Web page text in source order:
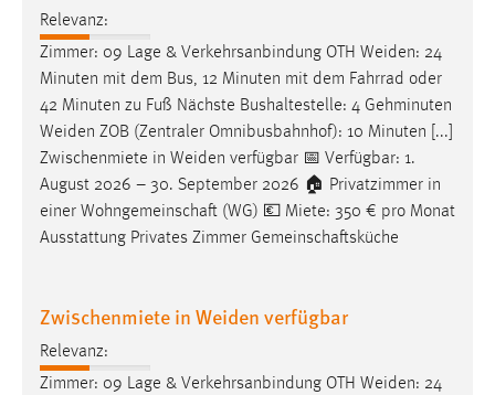
Relevanz:
Zimmer: 09 Lage & Verkehrsanbindung OTH Weiden: 24
Minuten mit dem Bus, 12 Minuten mit dem Fahrrad oder
42 Minuten zu Fuß Nächste Bushaltestelle: 4 Gehminuten
Weiden ZOB (Zentraler Omnibusbahnhof): 10 Minuten [...]
Zwischenmiete in Weiden verfügbar 📅 Verfügbar: 1.
August 2026 – 30. September 2026 🏠 Privatzimmer in
einer Wohngemeinschaft (WG) 💶 Miete: 350 € pro Monat
Ausstattung Privates Zimmer Gemeinschaftsküche
Zwischenmiete in Weiden verfügbar
Relevanz:
Zimmer: 09 Lage & Verkehrsanbindung OTH Weiden: 24